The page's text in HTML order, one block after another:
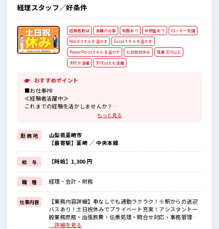
経理スタッフ／好条件
経験者歓迎 長期の仕事 制服あり 休憩室あり
ロッカー完備
Wordスキルを活かす
Excelスキルを活かす
PowerPointスキルを活かす
土日祝日休み
残業 20H以上
30代が活躍
50代以上も活躍
おすすめポイント
■お仕事PR
≪経験者活躍中≫
これまでの経験を活かしませんか？
≪稼ぎたい人向け≫
高収入を希望される方にオススメ。
残業は月20時間以上あります♪
≪完全週休二日制≫
週末は家族や友人と一緒にプライベート満喫！
≪動きやすい制服アリ≫
制服があるので、
毎日の服装の悩み解消♪
≪収入アップを目指せる≫
高時給だらけの派遣のお仕事です！
■職場の雰囲気
休憩室で楽しくランチ♪
もっと見る
勤 務 地
山梨県韮崎市
【最寄駅】韮崎 ／ 中央本線
給 与 【時給】1,300 円
職 種 経理・会計・財務
仕事内容
【業務内容詳細】車なしでも通勤ラクラク！※駅からの送迎
バスあり！土日祝休みでプライベート充実！アシスタント一
般業務庶務・出張旅費・伝票処理・問合せ対応・事務管理等
■お仕事PR ≪経験者活躍中≫ これまでの経験を活かしません
…詳細を見る